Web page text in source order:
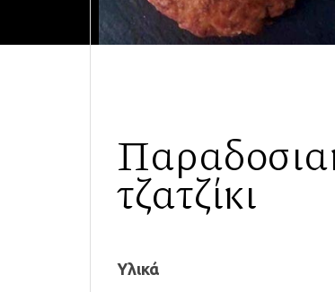
τζατζίκι
Υλικά